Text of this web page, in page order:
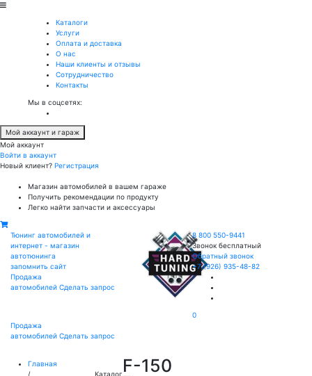
Каталоги
Услуги
Оплата и доставка
О нас
Наши клиенты и отзывы
Сотрудничество
Контакты
Мы в соцсетях:
Мой аккаунт и гараж
Мой аккаунт
Войти в аккаунт
Новый клиент? Регистрация
Магазин автомобилей в вашем гараже
Получить рекомендации по продукту
Легко найти запчасти и аксессуары
Тюнинг автомобилей и
интернет - магазин
автотюнинга
запомнить сайт
Продажа
автомобилей Сделать запрос
8 800 550-9441
Звонок бесплатный
Обратный звонок
+7 (926) 935-48-82
0
Продажа
автомобилей Сделать запрос
Главная
/
Каталог F-150